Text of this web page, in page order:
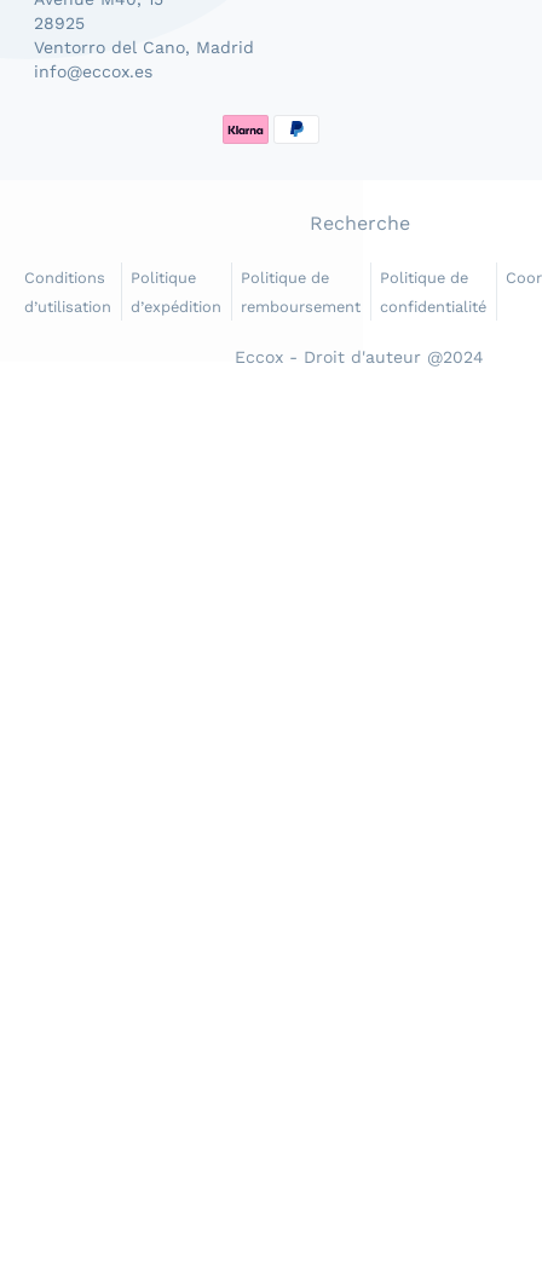
28925
Ventorro del Cano, Madrid
info@eccox.es
Méthodes de paiement
Eccox - Droit d'auteur @2024
Recherche
Conditions
d’utilisation
Politique
d’expédition
Politique de
remboursement
Politique de
confidentialité